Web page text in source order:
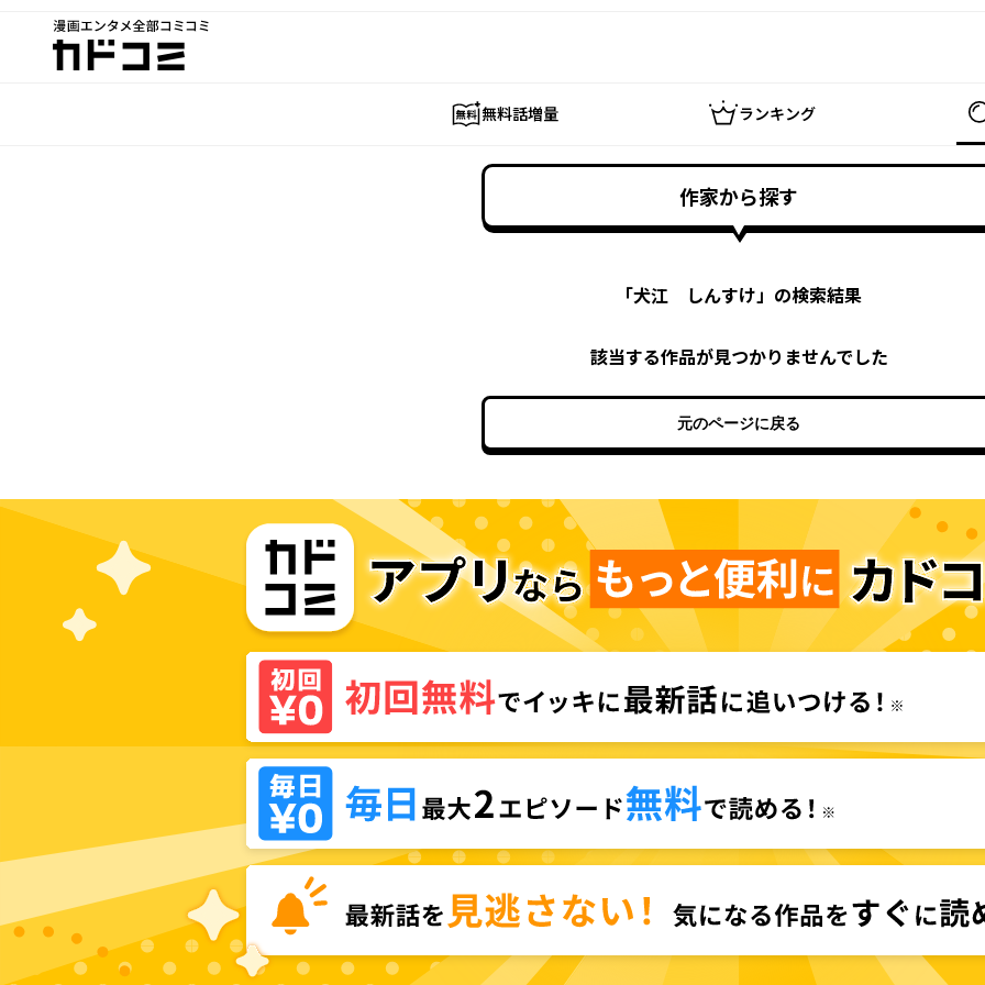
漫画エンタメ全部コミコミ
カドコミ
無料話増量 ランキング
作家から探す
「犬江 しんすけ」の検索結果
該当する作品が見つかりませんでした
元のページに戻る